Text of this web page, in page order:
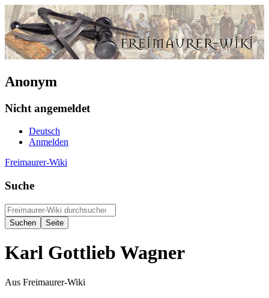
Anonym
Nicht angemeldet
Deutsch
Anmelden
Freimaurer-Wiki
Suche
Karl Gottlieb Wagner
Aus Freimaurer-Wiki